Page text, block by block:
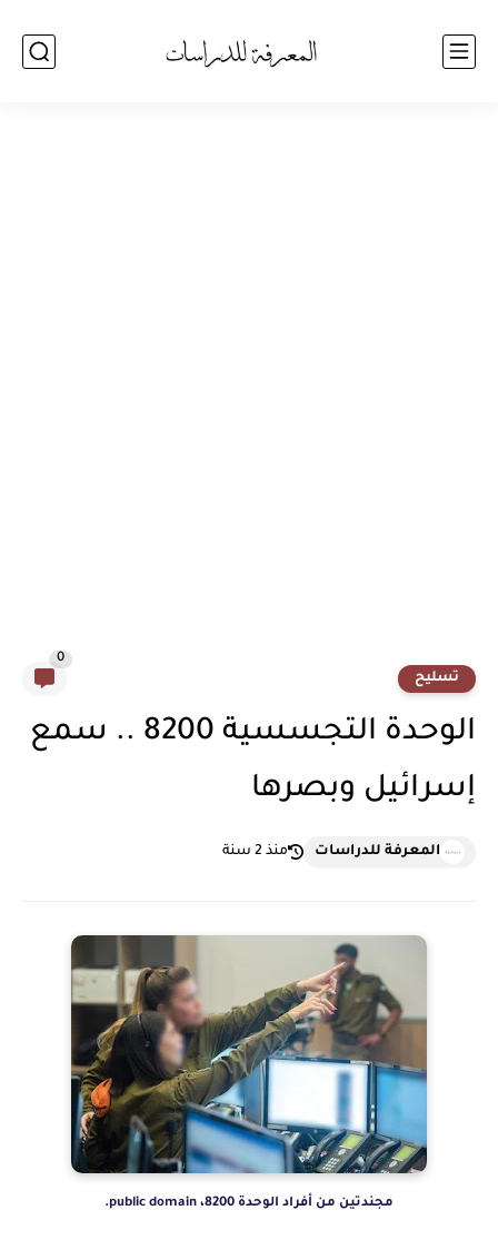
تسليح
0
الوحدة التجسسية 8200 .. سمع
إسرائيل وبصرها
المعرفة للدراسات منذ 2 سنة
مجندتين من أفراد الوحدة 8200، public domain.